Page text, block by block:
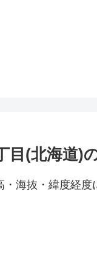
目(北海道)
海抜・緯度経度